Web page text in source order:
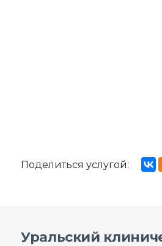
Поделиться услугой:
Уральский